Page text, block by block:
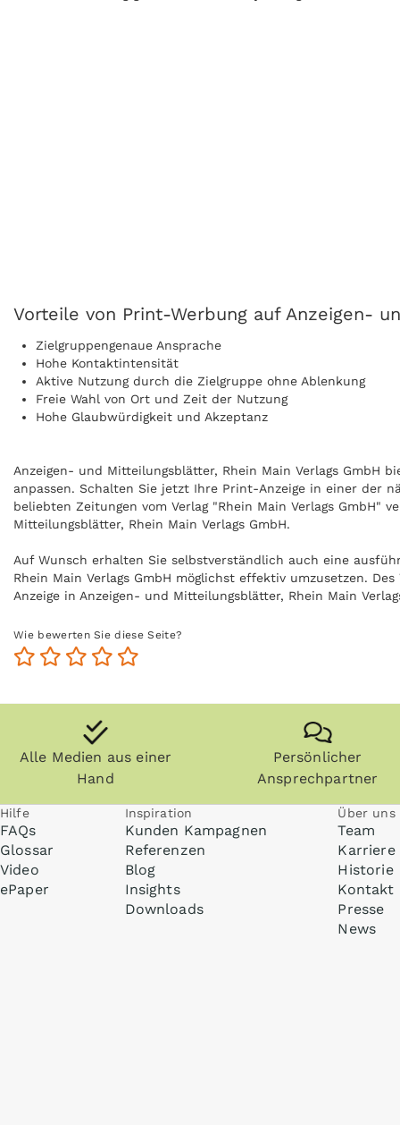
Vorteile von Print-Werbung auf Anzeigen-
Zielgruppengenaue Ansprache
Hohe Kontaktintensität
Aktive Nutzung durch die Zielgruppe ohne Ablenkung
Freie Wahl von Ort und Zeit der Nutzung
Hohe Glaubwürdigkeit und Akzeptanz
Anzeigen- und Mitteilungsblätter, Rhein Main Verlags GmbH
anpassen. Schalten Sie jetzt Ihre Print-Anzeige in einer der
beliebten Zeitungen vom Verlag "Rhein Main Verlags
Mitteilungsblätter, Rhein Main Verlags GmbH.
Auf Wunsch erhalten Sie selbstverständlich auch eine
Rhein Main Verlags GmbH möglichst effektiv umzusetzen.
Anzeige in Anzeigen- und Mitteilungsblätter, Rhein Main
Mehr Informationen zum Thema Print-Werbung finden Sie
Wie bewerten Sie diese Seite?
Alle Medien aus einer
Hand
Persönlicher
Ansprechpartner
Hilfe
FAQs
Glossar
Video
ePaper
Inspiration
Kunden Kampagnen
Referenzen
Blog
Insights
Downloads
Über uns
Team
Karriere
Historie
Kontakt
Presse
News